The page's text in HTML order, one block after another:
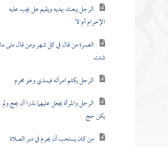
الرجل يبعث بهديه ويقيم هل يجب عليه
الإحرام أم لا
العمرة من قال في كل شهر ومن قال متى ما
شئت
الرجل يكلم امرأته فيمذي وهو محرم
الرجل والمرأة يجعل عليهما نذرا أن يحج ولم
يكن حج
من كان يستحب أن يحرم في دبر الصلاة